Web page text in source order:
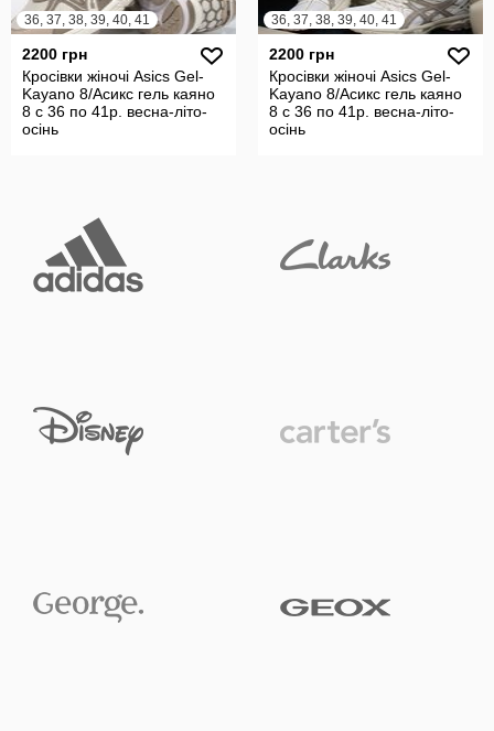
36, 37, 38, 39, 40, 41
2200 грн
Кросівки жіночі Asics Gel-
Kayano 8/Асикс гель каяно
8 с 36 по 41р. весна-літо-
осінь
36, 37, 38, 39, 40, 41
2200 грн
Кросівки жіночі Asics Gel-
Kayano 8/Асикс гель каяно
8 с 36 по 41р. весна-літо-
осінь